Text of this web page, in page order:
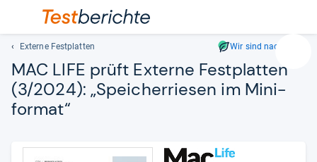
Geben
Sie
Externe Festplatten Wir sind nachhaltig
MAC LIFE prüft Externe Fest­plat­ten
(3/2024): „Spei­cher­rie­sen im Mini­
for­mat“